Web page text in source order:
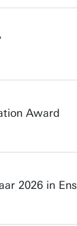
Award
2026 in